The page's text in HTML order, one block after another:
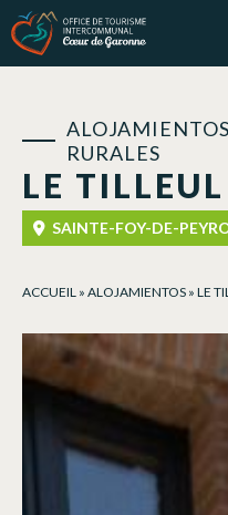
LE TILLEUL
RURALES
SAINTE-FOY-DE-
ACCUEIL » ALOJAMIENTOS » LE
Panel de gestión de cookies